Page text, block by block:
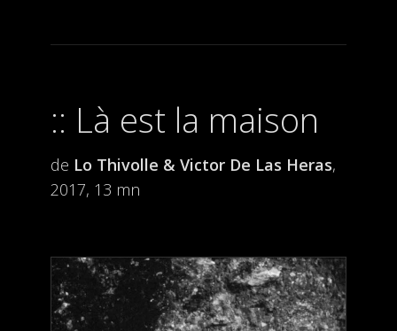
Là est la maison
de Lo Thivolle & Victor De Las Heras,
2017, 13 mn